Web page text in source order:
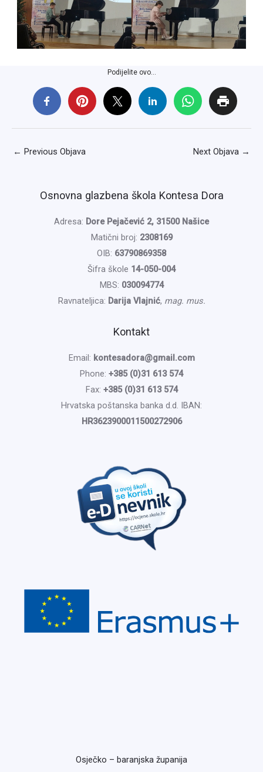
Podijelite ovo...
← Previous Objava Next Objava →
Osnovna glazbena škola Kontesa Dora
Adresa: Dore Pejačević 2, 31500 Našice
Matični broj: 2308169
OIB: 63790869358
Šifra škole 14-050-004
MBS: 030094774
Ravnateljica: Darija Vlajnić, mag. mus.
Kontakt
Email: kontesadora@gmail.com
Phone: +385 (0)31 613 574
Fax: +385 (0)31 613 574
Hrvatska poštanska banka d.d. IBAN:
HR3623900011500272906
Osječko – baranjska županija